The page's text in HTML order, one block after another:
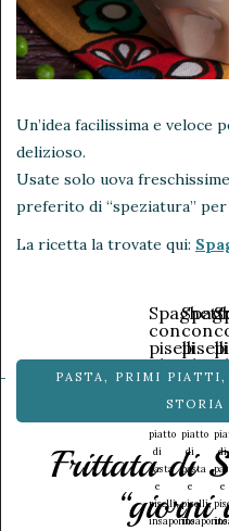
Un’idea facilissima e
delizioso.
Usate solo uova
preferito di “speziatura”
La ricetta la trovate qui:
con
piselli
al
curry
piatto
di
pasta
e
piselli,
insaporito
con
piselli
al
curry
Un
piatto
di
pasta
e
piselli,
insaporito
al
Un
di
e
PASTA , PRIMI PIATTI ,
STORIA
Frittata di
“giorni